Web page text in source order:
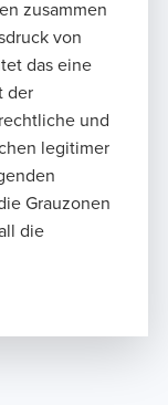
zusammen
von
das eine
der
und
legitimer
Grauzonen
die